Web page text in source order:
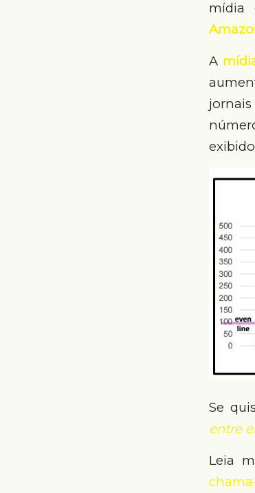
mídia
A
Se
entre
Leia